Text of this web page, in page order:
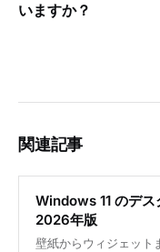
いますか？
関連記事
Windows 11 のデ
2026年版
壁紙からウィジェット